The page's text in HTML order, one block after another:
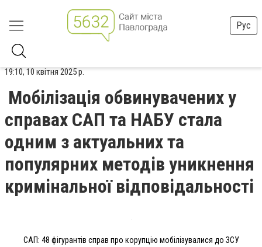
Рус
19:10, 10 квітня 2025 р.
Мобілізація обвинувачених у
справах САП та НАБУ стала
одним з актуальних та
популярних методів уникнення
кримінальної відповідальності
САП: 48 фігурантів справ про корупцію мобілізувалися до ЗСУ